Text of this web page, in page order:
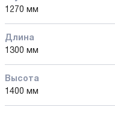
1270 мм
Длина
1300 мм
Высота
1400 мм